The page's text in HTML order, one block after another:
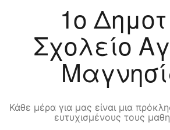
1o
Σχολείο
Κάθε μέρα για μας είναι μια
ευτυχισμένους τους